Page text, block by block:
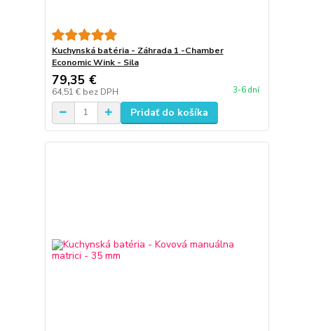
Kuchynská batéria - Záhrada 1 -Chamber
Economic Wink - Sila
79,35 €
64,51 € bez DPH 3-6 dní
Pridať do košíka